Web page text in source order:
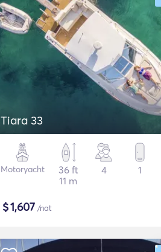
Tiara 33
Motoryacht
36 ft
11 m
4 1
$1,607 /nat